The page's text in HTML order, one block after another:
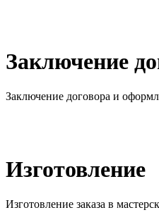
Заключение
Заключение договора и
Изготовление
Изготовление заказа в